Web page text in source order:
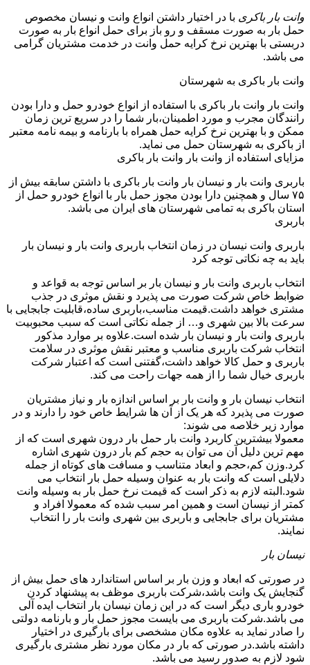
وانت بار باکری با در اختیار داشتن انواع وانت و نیسان مخصوص
حمل بار به صورت مسقف و رو باز برای حمل انواع بار به صورت
دربستی با بهترین نرخ کرایه حمل وانت در خدمت مشتریان گرامی
می باشد.
وانت بار باکری به شهرستان
وانت بار وانت بار باکری با استفاده از انواع خودرو حمل و دارا بودن
رانندگان مجرب و مورد اطمینان،بار شما را در سریع ترین زمان
ممکن و با بهترین نرخ کرایه حمل همراه با بارنامه و بیمه نامه معتبر
از باکری به شهرستان حمل می نماید.
مزایای استفاده از وانت بار وانت بار باکری
باربری وانت بار و نیسان بار وانت بار باکری با داشتن سابقه بیش از
۷۵ سال و همچنین دارا بودن مجوز حمل بار با انواع خودرو حمل از
استان باکری به تمامی شهرستان های ایران می باشد.
باربری
باربری وانت نیسان در زمان انتخاب باربری وانت بار و نیسان بار
باید به چه نکاتی توجه کرد
انتخاب باربری وانت بار و نیسان بار بر اساس توجه به قواعد و
ضوابط خاص شرکت صورت می پذیرد و نقش موثری در جذب
مشتری خواهد داشت.قیمت مناسب،باربری ساده،قابلیت جابجایی با
سرعت بالا بین شهری و… از جمله نکاتی است که سبب محبوبیت
باربری وانت بار و نیسان بار شده است.علاوه بر موارد مذکور
انتخاب شرکت باربری مناسب و معتبر نقش موثری در سلامت
باربری و حمل کالا خواهد داشت،گفتنی است که اعتبار شرکت
باربری خیال شما را از همه جهات راحت می کند.
انتخاب نیسان بار و وانت بار بر اساس اندازه بار و نیاز مشتریان
صورت می پذیرد که هر یک از آن ها شرایط خاص خود را دارند و در
موارد زیر خلاصه می شوند:
معمولا بیشترین کاربرد وانت بار حمل بار درون شهری است که از
مهم ترین دلیل آن می توان به حجم کم بار درون شهری اشاره
کرد.وزن کم،حجم و ابعاد متناسب و مسافت های کوتاه از جمله
دلایلی است که وانت بار به عنوان وسیله حمل بار انتخاب می
شود.البته لازم به ذکر است که قیمت نرخ حمل بار به وسیله وانت
کمتر از نیسان است و همین امر سبب شده که معمولا افراد و
مشتریان برای جابجایی و باربری بین شهری وانت بار را انتخاب
نمایند.
نیسان بار
در صورتی که ابعاد و وزن بار بر اساس استاندارد های حمل بیش از
گنجایش یک وانت باشد،شرکت باربری موظف به پیشنهاد کردن
خودرو باری دیگر است که در این زمان نیسان بار انتخاب ایده آلی
می باشد.شرکت باربری می بایست مجوز حمل بار و بارنامه دولتی
را صادر نماید به علاوه مکان مشخصی برای بارگیری در اختیار
داشته باشد.در صورتی که بار در مکان مورد نظر مشتری بارگیری
شود لازم به صدور رسید می باشد.